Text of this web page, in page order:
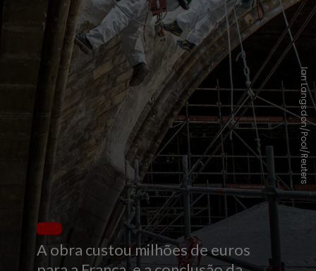
A obra custou milhões de euros
Ian Langsdon/Pool/Reuters